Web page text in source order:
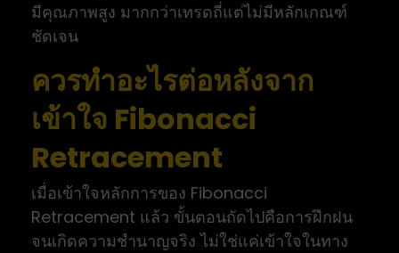
มีคุณภาพสูง มากกว่าเทรดถี่แต่ไม่มีหลักเกณฑ์
ชัดเจน
ควรทำอะไรต่อหลังจาก
เข้าใจ Fibonacci
Retracement
เมื่อเข้าใจหลักการของ Fibonacci
Retracement แล้ว ขั้นตอนถัดไปคือการฝึกฝน
จนเกิดความชำนาญจริง ไม่ใช่แค่เข้าใจในทาง